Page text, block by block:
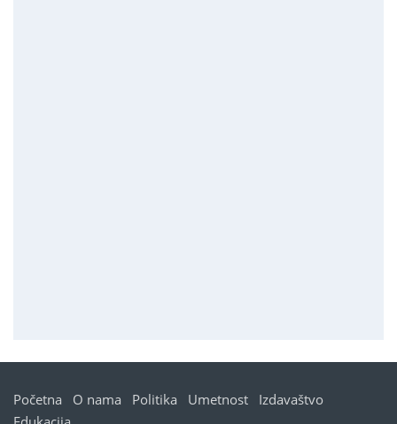
Početna O nama Politika Umetnost
Izdavaštvo